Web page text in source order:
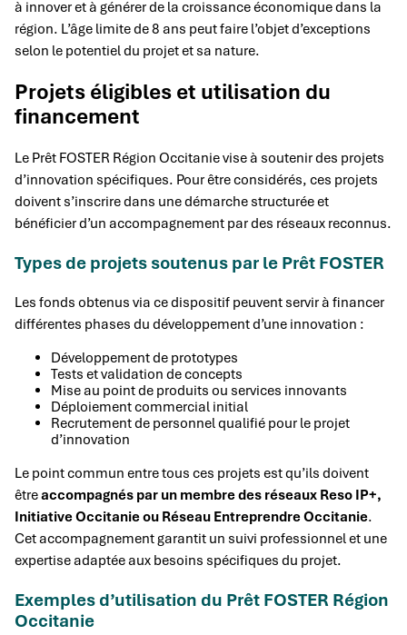
à innover et à générer de la croissance économique dans la
région. L’âge limite de 8 ans peut faire l’objet d’exceptions
selon le potentiel du projet et sa nature.
Projets éligibles et utilisation du
financement
Le Prêt FOSTER Région Occitanie vise à soutenir des projets
d’innovation spécifiques. Pour être considérés, ces projets
doivent s’inscrire dans une démarche structurée et
bénéficier d’un accompagnement par des réseaux reconnus.
Types de projets soutenus par le Prêt FOSTER
Les fonds obtenus via ce dispositif peuvent servir à financer
différentes phases du développement d’une innovation :
Développement de prototypes
Tests et validation de concepts
Mise au point de produits ou services innovants
Déploiement commercial initial
Recrutement de personnel qualifié pour le projet
d’innovation
Le point commun entre tous ces projets est qu’ils doivent
êtreaccompagnés par un membre des réseaux Reso IP+,
Initiative Occitanie ou Réseau Entreprendre Occitanie.
Cet accompagnement garantit un suivi professionnel et une
expertise adaptée aux besoins spécifiques du projet.
Exemples d’utilisation du Prêt FOSTER Région
Occitanie